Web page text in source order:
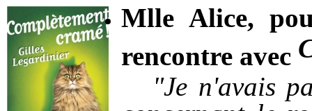
Mlle Alice,
rencontre avec
"Je n'avais